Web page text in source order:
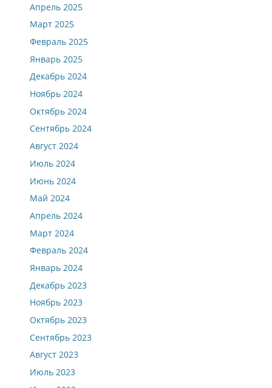
Апрель 2025
Март 2025
Февраль 2025
Январь 2025
Декабрь 2024
Ноябрь 2024
Октябрь 2024
Сентябрь 2024
Август 2024
Июль 2024
Июнь 2024
Май 2024
Апрель 2024
Март 2024
Февраль 2024
Январь 2024
Декабрь 2023
Ноябрь 2023
Октябрь 2023
Сентябрь 2023
Август 2023
Июль 2023